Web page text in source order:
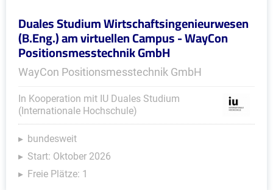
Duales Studium Wirtschaftsingenieurwesen
(B.Eng.) am virtuellen Campus - WayCon
Positionsmesstechnik GmbH
WayCon Positionsmesstechnik GmbH
In Kooperation mit IU Duales Studium
(Internationale Hochschule)
bundesweit
Start: Oktober 2026
Freie Plätze: 1